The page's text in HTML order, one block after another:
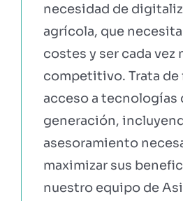
necesidad de
agrícola, que
costes y ser cada vez
competitivo. Trata de
acceso a tecnologías
generación,
asesoramiento
maximizar sus
nuestro equipo de